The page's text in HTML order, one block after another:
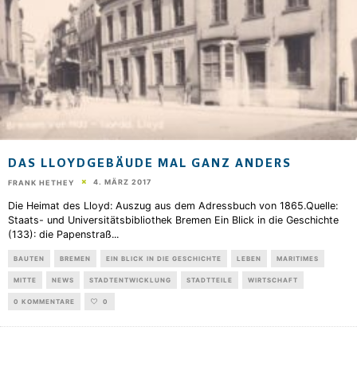
DAS LLOYDGEBÄUDE MAL GANZ ANDERS
FRANK HETHEY 4. MÄRZ 2017
Die Heimat des Lloyd: Auszug aus dem Adressbuch von 1865.Quelle:
Staats- und Universitätsbibliothek Bremen Ein Blick in die Geschichte
(133): die Papenstraß...
BAUTEN BREMEN EIN BLICK IN DIE GESCHICHTE LEBEN MARITIMES
MITTE NEWS STADTENTWICKLUNG STADTTEILE WIRTSCHAFT
0 KOMMENTARE 0